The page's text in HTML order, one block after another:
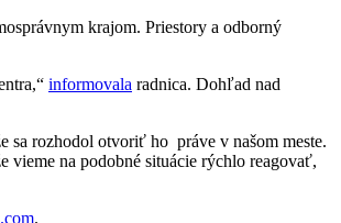
krajom. Priestory a odborný
informovala radnica. Dohľad nad
sa rozhodol otvoriť ho práve v našom meste.
vieme na podobné situácie rýchlo reagovať,
.